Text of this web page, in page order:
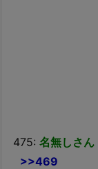
475: 名無しさん
>>469